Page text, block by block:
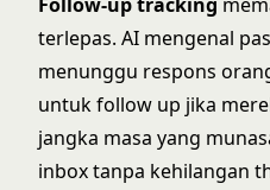
terlepas. AI mengenal
menunggu respons
untuk follow up jika
jangka masa yang
inbox tanpa kehilangan